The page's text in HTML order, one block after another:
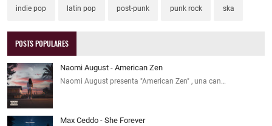
indie pop latin pop post-punk punk rock ska
POSTS POPULARES
Naomi August - American Zen
Naomi August presenta "American Zen" , una can…
Max Ceddo - She Forever